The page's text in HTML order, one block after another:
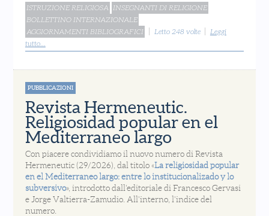
ISTRUZIONE RELIGIOSA
INSEGNANTI DI RELIGIONE
BOLLETTINO INTERNAZIONALE
AGGIORNAMENTI BIBLIOGRAFICI
Letto 248 volte
Leggi
tutto...
PUBBLICAZIONI
Revista Hermeneutic.
Religiosidad popular en el
Mediterraneo largo
Con piacere condividiamo il nuovo numero di Revista
Hermeneutic (29/2026), dal titolo «La religiosidad popular
en el Mediterraneo largo: entre lo institucionalizado y lo
subversivo», introdotto dall'editoriale di Francesco Gervasi
e Jorge Valtierra-Zamudio. All'interno, l'indice del
numero.